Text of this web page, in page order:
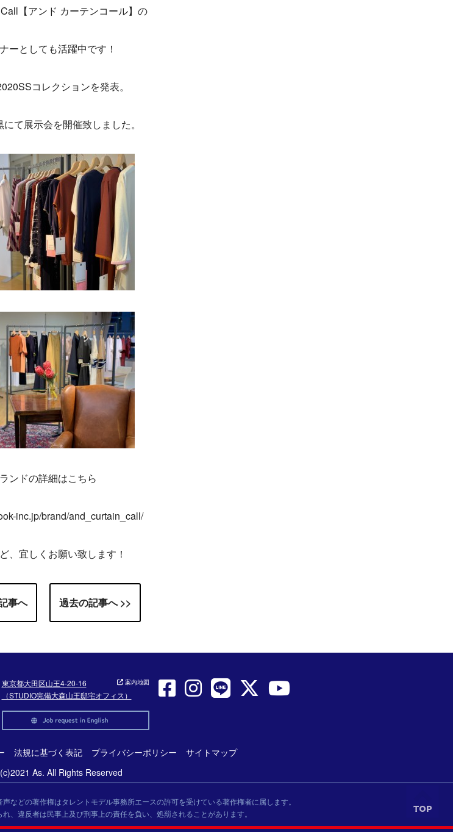
【アンド カーテンコール】 の
ーとしても活躍中です！
コレクションを発表。
て展示会を開催致しました。
ンドの詳細はこちら
inc.jp/brand/and_curtain_call/
、宜しくお願い致します！
事へ 過去の記事へ >>
東京都大田区山王4-20-16
（STUDIO完備大森山王邸宅オフィス）
案内地図
法規に基づく表記 プライバシーポリシー
サイトマップ
As. All Rights Reserved
などの著作権はタレントモデル事務所エースの許可を受けている著作権者に属します。
、違反者は民事上及び刑事上の責任を負い、処罰されることがあります。